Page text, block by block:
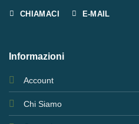
CHIAMACI E-MAIL
Informazioni
Account
Chi Siamo